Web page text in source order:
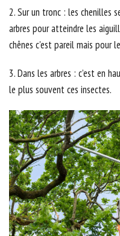
2. Sur un tronc : les chenilles
arbres pour atteindre les
chênes c'est pareil mais pour
3. Dans les arbres : c’est en
le plus souvent ces insectes.